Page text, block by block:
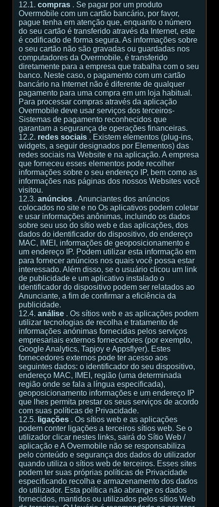
12.1. compras . Se pagar por um produto
Overmobile com um cartão bancário, por favor,
pague tenha em atenção que, enquanto o número
do seu cartão é transferido através da Internet, este
é codificado de forma segura. As informações sobre
o seu cartão não são gravadas ou guardadas nos
computadores da Overmobile, é transferido
diretamente para a empresa que trabalha com o seu
banco. Neste caso, o pagamento com um cartão
bancário na Internet não é diferente de qualquer
pagamento para uma compra em um loja habitual.
Para processar compras através da aplicação
Overmobile deve usar serviços dos terceiros-
Sistemas de pagamento reconhecidos que
garantam a segurança de operações financeiras.
12.2. redes sociais . Existem elementos (plug-ins,
widgets, a seguir designados por Elementos) das
redes sociais na Website e na aplicação. A empresa
que forneceu esses elementos pode recolher
informações sobre o seu endereço IP, bem como as
informações nas páginas dos nossos Websites você
visitou.
12.3. anúncios . Anunciantes dos anúncios
colocados no site e no Os aplicativos podem coletar
e usar informações anônimas, incluindo os dados
sobre seu uso do sítio web e das aplicações, dos
dados do identificador do dispositivo, do endereço
MAC, IMEI, informações de geoposicionamento e
um endereço IP. Podem utilizar esta informação em
para fornecer anúncios nos quais você possa estar
interessado. Além disso, se o usuário clicou um link
de publicidade e um aplicativo instalado o
identificador do dispositivo podem ser relatados ao
Anunciante, a fim de confirmar a eficiência da
publicidade.
12.4. análise . Os sítios web e as aplicações podem
utilizar tecnologias de recolha e tratamento de
informações anónimas fornecidas pelos serviços
empresariais externos fornecedores (por exemplo,
Google Analytics, Tapjoy e Appsflyer). Estes
fornecedores externos pode ter acesso aos
seguintes dados: o identificador do seu dispositivo,
endereço MAC, IMEI, região (uma determinada
região onde se fala a língua especificada),
geoposicionamento informações e um endereço IP
que lhes permita prestar os seus serviços de acordo
com suas políticas de Privacidade.
12.5. ligações . Os sítios web e as aplicações
podem conter ligações a terceiros sítios web. Se o
utilizador clicar nestes links, sairá do Sítio Web /
aplicação e A Overmobile não se responsabiliza
pelo conteúdo e segurança dos dados do utilizador
quando utiliza o sítios web de terceiros. Esses sites
podem ter suas próprias políticas de Privacidade
especificando recolha e armazenamento dos dados
do utilizador. Esta política não abrange os dados
fornecidos, mantidos ou utilizados pelos sítios Web